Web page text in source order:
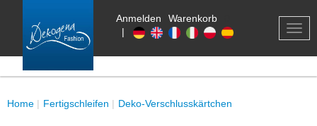
Anmelden
Warenkorb
|
Home Fertigschleifen Deko-Verschlusskärtchen